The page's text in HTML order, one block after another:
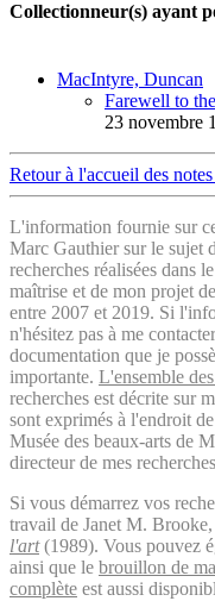
Collectionneur(s) ayant
MacIntyre, Duncan
Farewell to
23 novembre
Retour à l'accueil des
L'information fournie sur
Marc Gauthier sur le sujet
recherches réalisées dans
maîtrise et de mon projet
entre 2007 et 2019. Si
n'hésitez pas à me
documentation que je
importante. L'ensemble
recherches est décrite sur
sont exprimés à l'endroit
Musée des beaux-arts de
directeur de mes
Si vous démarrez vos
travail de Janet M.
l'art(1989). Vous pouvez
ainsi que le brouillon de
complète est aussi